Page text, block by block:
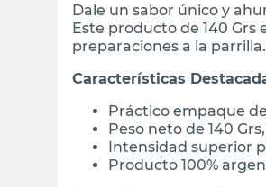
Dale un sabor único y
Este producto de 140 Grs
preparaciones a la parrilla.
Características
Práctico empaque
Peso neto de 140
Intensidad superior
Producto 100%